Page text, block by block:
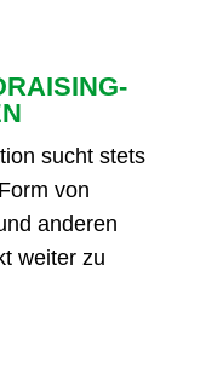
sucht stets
von
anderen
weiter zu